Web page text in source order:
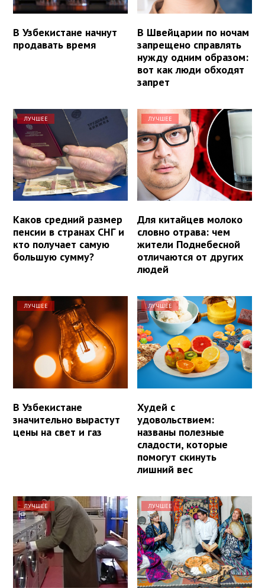
В Узбекистане начнут
продавать время
В Швейцарии по ночам
запрещено справлять
нужду одним образом:
вот как люди обходят
запрет
ЛУЧШЕЕ
Каков средний размер
пенсии в странах СНГ и
кто получает самую
большую сумму?
ЛУЧШЕЕ
Для китайцев молоко
словно отрава: чем
жители Поднебесной
отличаются от других
людей
ЛУЧШЕЕ
В Узбекистане
значительно вырастут
цены на свет и газ
ЛУЧШЕЕ
Худей с
удовольствием:
названы полезные
сладости, которые
помогут скинуть
лишний вес
ЛУЧШЕЕ ЛУЧШЕЕ